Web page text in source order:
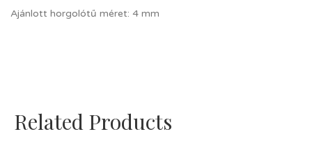
Ajánlott horgolótű méret: 4 mm
Related Products